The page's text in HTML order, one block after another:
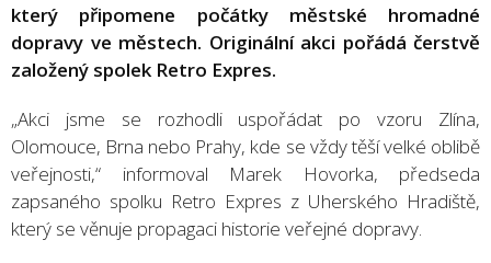
který připomene počátky městské hromadné
dopravy ve městech. Originální akci pořádá čerstvě
založený spolek Retro Expres.
„Akci jsme se rozhodli uspořádat po vzoru Zlína,
Olomouce, Brna nebo Prahy, kde se vždy těší velké oblibě
veřejnosti,“ informoval Marek Hovorka, předseda
zapsaného spolku Retro Expres z Uherského Hradiště,
který se věnuje propagaci historie veřejné dopravy.